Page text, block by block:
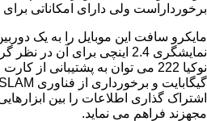
ولی دارای امکاناتی برای اتصال
مایکرو سافت
نمایشگری 2.4 اینچی برای آن در نظر
و برخورداری از فناوری SLAMاشاره
اطلاعات را بین ابزارهایی که از
می نماید.